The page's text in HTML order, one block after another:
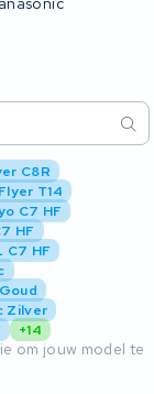
C8R
Flyer T14
C7 HF
HF
C7 HF
Zilver
+14
om jouw model te